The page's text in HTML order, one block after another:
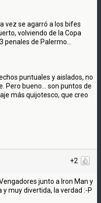
vez se agarró a los bifes
volviendo de la Copa
de Palermo...
puntuales y aislados, no
Pero bueno... son puntos de
más quijotesco, que creo
+2
junto a Iron Man y
muy divertida, la verdad :-P